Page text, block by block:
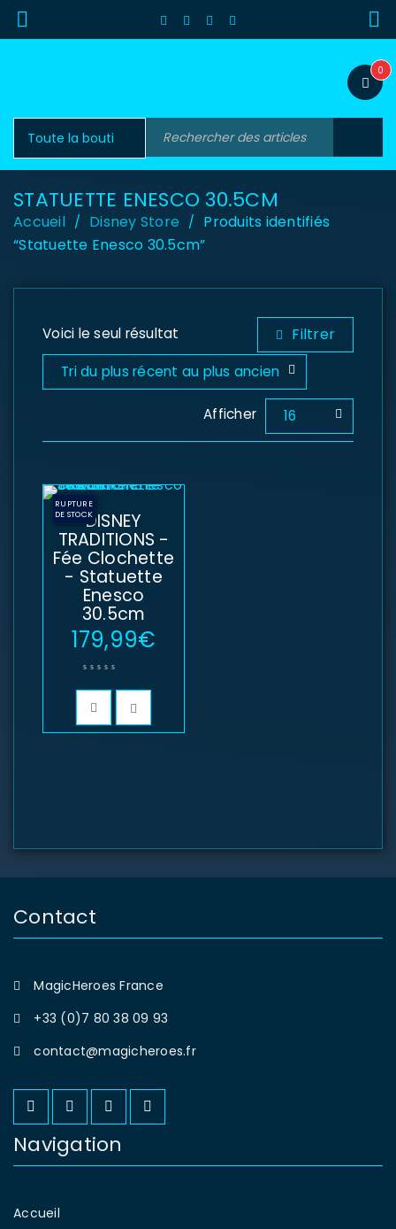
0
STATUETTE ENESCO 30.5CM
Accueil / Disney Store / Produits identifiés
“Statuette Enesco 30.5cm”
Voici le seul résultat Filtrer
Tri du plus récent au plus ancien
Afficher 16
RUPTURE
DE STOCKDISNEY
TRADITIONS -
Fée Clochette
- Statuette
Enesco
30.5cm
179,99€
Contact
MagicHeroes France
+33 (0)7 80 38 09 93
contact@magicheroes.fr
Navigation
Accueil